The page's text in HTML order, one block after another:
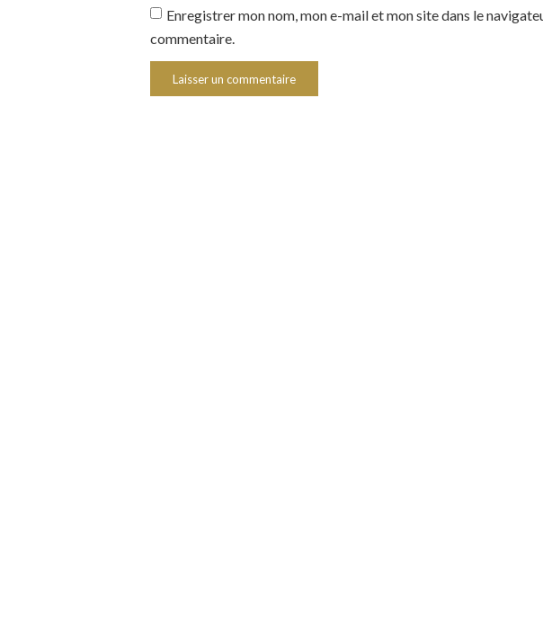
Enregistrer mon nom, mon e-mail et mon site dans le
commentaire.